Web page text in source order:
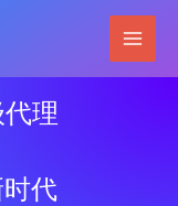
Main
理
代